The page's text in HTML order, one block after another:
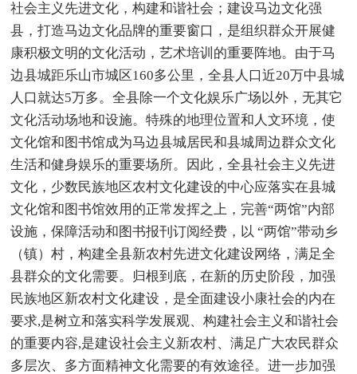
社会主义先进文化，构建和谐社会；建设马边文化强
县，打造马边文化品牌的重要窗口，是组织群众开展健
康积极文明的文化活动，艺术培训的重要阵地。由于马
边县城距乐山市城区160多公里，全县人口近20万中县城
人口就达5万多。全县除一个文化娱乐广场以外，无其它
文化活动场地和设施。特殊的地理位置和人文环境，使
文化馆和图书馆成为马边县城居民和县城周边群众文化
生活和健身娱乐的重要场所。因此，全县社会主义先进
文化，少数民族地区农村文化建设的中心应落实在县城
文化馆和图书馆效用的正常发挥之上，完善“两馆”内部
设施，保障活动和图书报刊订阅经费，以 “两馆”带动乡
（镇）村，构建全县新农村先进文化建设网络，满足全
县群众的文化需要。归根到底，在新的历史阶段，加强
民族地区新农村文化建设，是全面建设小康社会的内在
要求,是树立和落实科学发展观、构建社会主义和谐社会
的重要内容,是建设社会主义新农村、满足广大农民群众
多层次、多方面精神文化需要的有效途径。进一步加强